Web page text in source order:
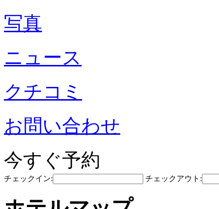
写真
ニュース
クチコミ
お問い合わせ
今すぐ予約
チェックイン: チェックアウト: